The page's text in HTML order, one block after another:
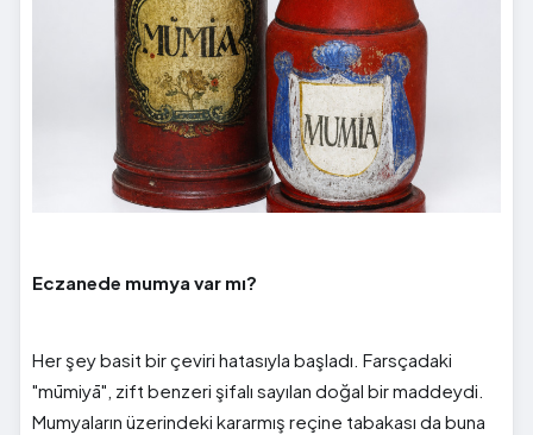
Eczanede mumya var mı?
Her şey basit bir çeviri hatasıyla başladı. Farsçadaki
"mūmiyā", zift benzeri şifalı sayılan doğal bir maddeydi.
Mumyaların üzerindeki kararmış reçine tabakası da buna